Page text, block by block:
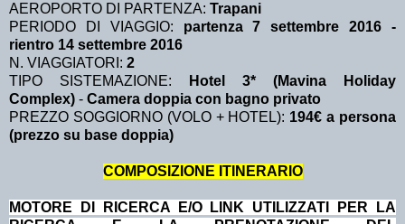
AEROPORTO DI PARTENZA: Trapani
PERIODO DI VIAGGIO: partenza 7 settembre 2016 -
rientro 14 settembre 2016
N. VIAGGIATORI: 2
TIPO SISTEMAZIONE:
Hotel 3* (Mavina Holiday
Complex) - Camera doppia con bagno privato
PREZZO SOGGIORNO (VOLO + HOTEL): 194€ a persona
(prezzo su base doppia)
COMPOSIZIONE ITINERARIO
MOTORE DI RICERCA E/O LINK UTILIZZATI PER LA